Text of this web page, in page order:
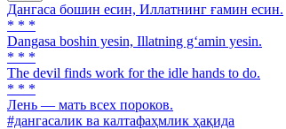
Дангаса бошин есин, Иллатнинг ғамин есин.
* * *
Dangasa boshin yesin, Illatning g‘amin yesin.
* * *
Тhe devil finds work for the idle hands to do.
* * *
Лень — мать всех пороков.
#дангасалик ва калтафаҳмлик ҳақида